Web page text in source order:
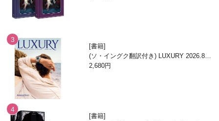
書籍
(ソ・イングク翻訳付き) LUXURY 2026.8月
号
2,680円
書籍